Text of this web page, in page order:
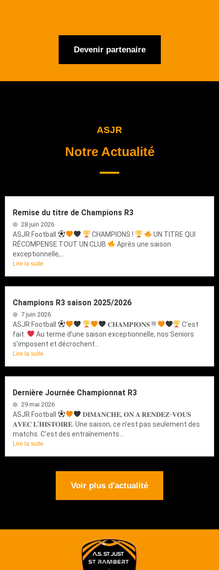
Devenir partenaire
ASJR
Notre Actualité
Remise du titre de Champions R3
28 juin 2026
ASJR Football CHAMPIONS !
UN TITRE QUI
RÉCOMPENSE TOUT UN CLUB
Après une saison
exceptionnelle,...
Lire la suite
Champions R3 saison 2025/2026
7 juin 2026
ASJR Football 𝐂𝐇𝐀𝐌𝐏𝐈𝐎𝐍𝐒 !!!
C’est
fait.
Au terme d’une saison exceptionnelle, nos Seniors
s’imposent et décrochent...
Lire la suite
Dernière Journée Championnat R3
29 mai 2026
ASJR Football
𝐃𝐈𝐌𝐀𝐍𝐂𝐇𝐄, 𝐎𝐍 𝐀 𝐑𝐄𝐍𝐃𝐄𝐙-𝐕𝐎𝐔𝐒
𝐀𝐕𝐄𝐂 𝐋’𝐇𝐈𝐒𝐓𝐎𝐈𝐑𝐄. Une saison, ce n’est pas seulement des
matchs. C’est des entraînements...
Lire la suite
Voir plus d'actualité